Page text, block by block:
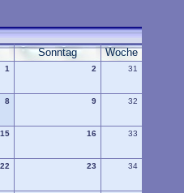
Sonntag Woche
1 2 31
8 9 32
15 16 33
22 23 34